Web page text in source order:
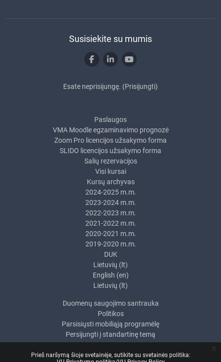
Prieš naršymą šioje svetainėje, sutikite su svetainės politika:
x
Susisiekite su mumis
Esate neprisijungę. (Prisijungti)
Paslaugos
VMA Moodle egzaminavimo prognozė
Zoom Pro licencijos užsakymo forma
SLIDO licencijos užsakymo forma
Salių rezervacijos
Visi kursai
Kursų archyvas
2024-2025 m.m.
2023-2024 m.m.
2022-2023 m.m.
2021-2022 m.m.
2020-2021 m.m.
2019-2020 m.m.
DUK
Lietuvių ‎(lt)‎
English ‎(en)‎
Lietuvių ‎(lt)‎
Duomenų saugojimo santrauka
Politikos
Parsisiųsti mobiliąją programėlę
Persijungti į standartinę temą